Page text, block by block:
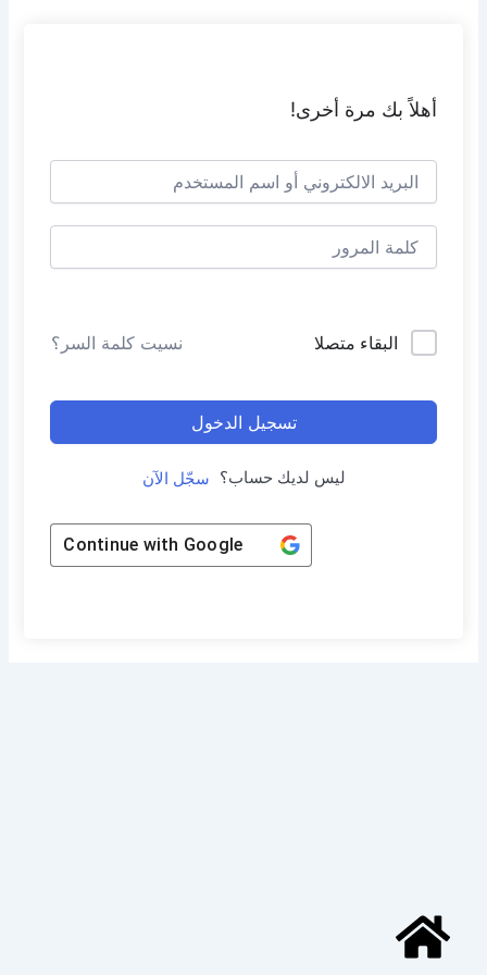
أهلاً بك مرة أخرى!
البقاء متصلا نسيت كلمة السر؟
تسجيل الدخول
ليس لديك حساب؟ سجّل الآن
Continue with Google